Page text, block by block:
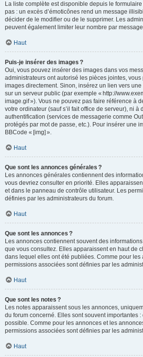
La liste complète est disponible depuis le
pas : un excès d’émoticônes rend un message
décider de le modifier ou de le supprimer. Les
peuvent également limiter leur nombre par
Haut
Puis-je insérer des images ?
Oui, vous pouvez insérer des images dans vos
administrateurs ont autorisé les pièces jointes,
images directement. Sinon, insérez un lien vers
sur un serveur public (par exemple « http://
image.gif »). Vous ne pouvez pas faire référence à
votre ordinateur (sauf s’il fait office de serveur), ni à
authentification (services de messagerie comme
protégés par mot de passe, etc.). Pour insérer une
BBCode « [img] ».
Haut
Que sont les annonces générales ?
Les annonces générales contiennent des
vous devriez consulter en priorité. Elles
et dans le panneau de contrôle utilisateur. Les
définies par les administrateurs du forum.
Haut
Que sont les annonces ?
Les annonces contiennent souvent des
que vous consultez. Elles apparaissent en haut de
dans lequel elles ont été publiées. Comme pour
permissions associées sont définies par les
Haut
Que sont les notes ?
Les notes apparaissent sous les annonces,
du forum concerné. Elles sont souvent importantes
possible. Comme pour les annonces et les
permissions associées sont définies par les
Haut